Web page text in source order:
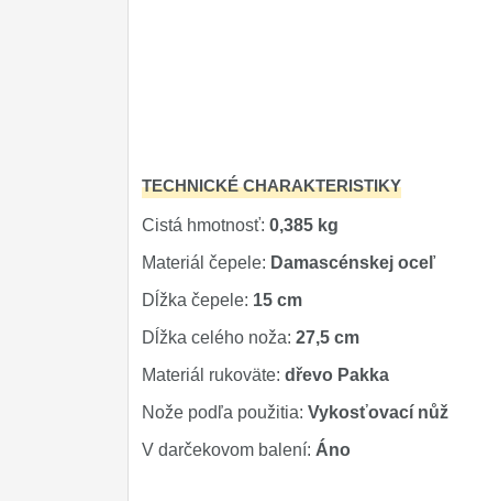
TECHNICKÉ CHARAKTERISTIKY
Cistá hmotnosť: 0,385 kg
Materiál čepele: Damascénskej oceľ
Dĺžka čepele: 15 cm
Dĺžka celého noža: 27,5 cm
Materiál rukoväte: dřevo Pakka
Nože podľa použitia: Vykosťovací nůž
V darčekovom balení: Áno